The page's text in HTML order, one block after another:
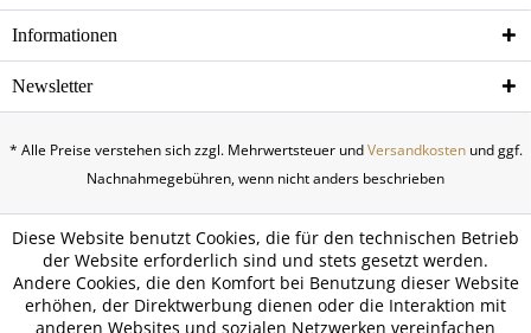
Informationen
Newsletter
* Alle Preise verstehen sich zzgl. Mehrwertsteuer undVersandkostenund ggf.
Nachnahmegebühren, wenn nicht anders beschrieben
Diese Website benutzt Cookies, die für den technischen Betrieb
der Website erforderlich sind und stets gesetzt werden.
Andere Cookies, die den Komfort bei Benutzung dieser Website
erhöhen, der Direktwerbung dienen oder die Interaktion mit
anderen Websites und sozialen Netzwerken vereinfachen